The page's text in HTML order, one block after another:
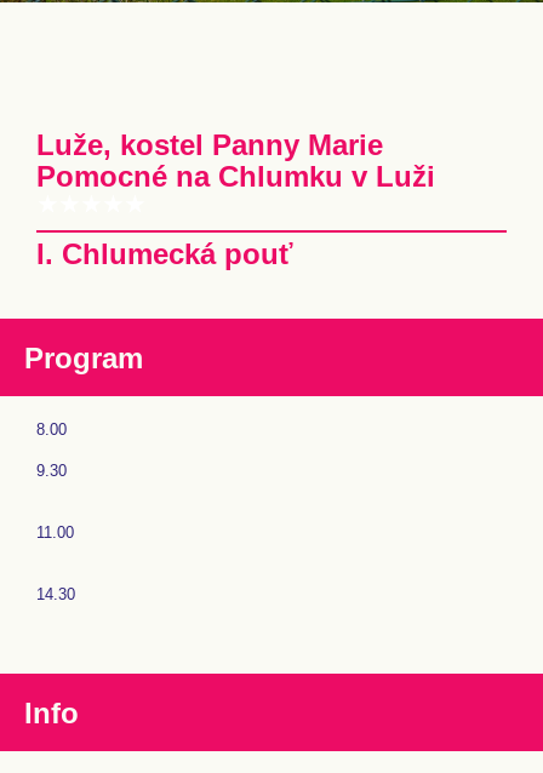
Luže, kostel Panny Marie
Pomocné na Chlumku v Luži
I. Chlumecká pouť
Program
8.00
9.30
11.00
14.30
Info